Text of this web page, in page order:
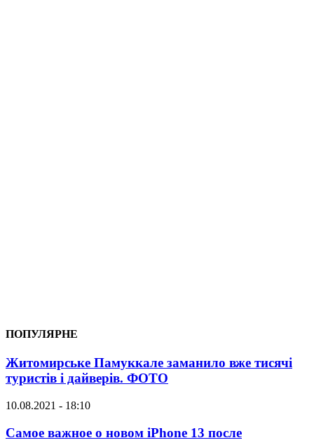
ПОПУЛЯРНЕ
Житомирське Памуккале заманило вже тисячі
туристів і дайверів. ФОТО
10.08.2021 - 18:10
Самое важное о новом iPhone 13 после